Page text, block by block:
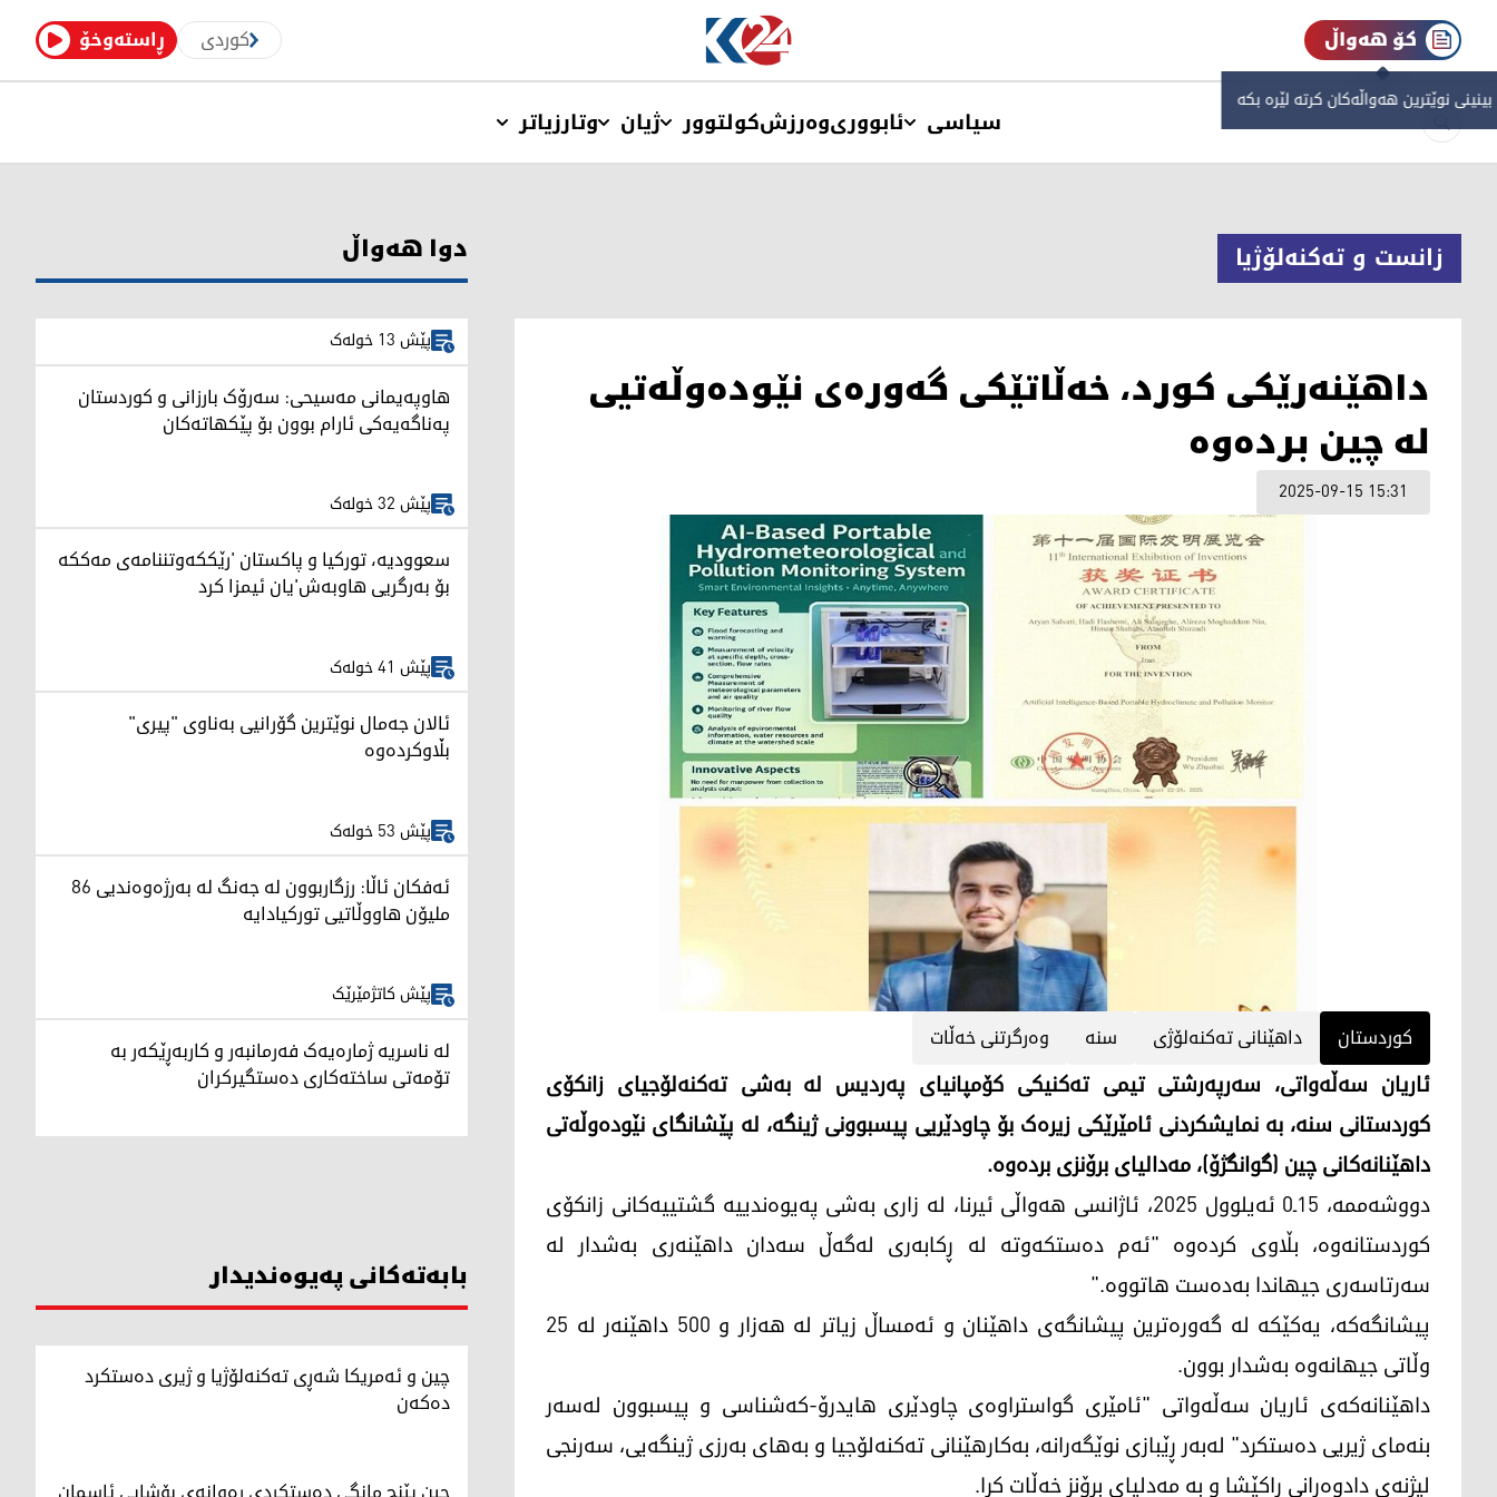
ڕاستەوخۆ کوردی کۆ هەواڵ
نوێترین هەواڵەکان کرتە لێرە بکە
سیاسی ئابووریوەرزشکولتوور ژیان وتارزیاتر
زانست و تەکنەلۆژیا
داهێنەرێکی کورد، خەڵاتێکی گەورەی نێودەوڵەتیی
لە چین بردەوە
2025-09-15 15:31
کوردستان داهێنانی ته‌كنه‌لۆژی سنە وەرگرتنی خەڵات
ئاریان سەڵەواتی، سەرپەرشتی تیمی تەکنیکی کۆمپانیای پەردیس لە بەشی تەکنەلۆجیای زانکۆی
کوردستانی سنە، بە نمایشکردنی ئامێرێکی زیرەک بۆ چاودێریی پیسبوونی ژینگە، لە پێشانگای نێودەوڵەتی
داهێنانەکانی چین (گوانگژۆ)، مەدالیای برۆنزی بردەوە.
دووشەممە، 15ـ0 ئەیلوول 2025، ئاژانسی هەواڵی ئیرنا، لە زاری بەشی پەیوەندییە گشتییەکانی زانکۆی
کوردستانەوە، بڵاوی کردەوە "ئەم دەستکەوتە لە ڕکابەری لەگەڵ سەدان داهێنەری بەشدار لە
سەرتاسەری جیهاندا بەدەست هاتووە."
پیشانگەکە، یەکێکە لە گەورەترین پیشانگەی داهێنان و ئەمساڵ زیاتر لە هەزار و 500 داهێنەر لە 25
وڵاتی جیهانەوە بەشدار بوون.
داهێنانەکەی ئاریان سەڵەواتی "ئامێری گواستراوەی چاودێری هایدرۆ-کەشناسی و پیسبوون لەسەر
بنەمای ژیریی دەستکرد" لەبەر ڕێبازی نوێگەرانە، بەکارهێنانی تەکنەلۆجیا و بەهای بەرزی ژینگەیی، سەرنجی
لیژنەی دادوەرانی ڕاکێشا و بە مەدلیای برۆنز خەڵات کرا.
دوا هەواڵ
پێش 13 خولەک
هاوپەیمانی مەسیحی: سەرۆک بارزانی و کوردستان
په‌ناگه‌یه‌كی ئارام بوون بۆ پێکهاتەکان
پێش 32 خولەک
سعوودیە، تورکیا و پاکستان 'رێککەوتننامەی مەککە
بۆ بەرگریی هاوبەش'یان ئیمزا کرد
پێش 41 خولەک
ئالان جەمال نوێترین گۆرانیی بەناوی "پیری"
بڵاوکردەوە
پێش 53 خولەک
ئەفکان ئاڵا: رزگاربوون لە جەنگ لە بەرژەوەندیی 86
ملیۆن هاووڵاتیی تورکیادایە
پێش کاتژمێرێک
لە ناسریە ژمارەیەک فەرمانبەر و کاربەڕێکەر بە
تۆمەتی ساختەکاری دەستگیرکران
بابەتەکانی پەیوەندیدار
چین و ئەمریکا شەڕی تەکنەلۆژیا و ژیری دەستکرد
دەکەن